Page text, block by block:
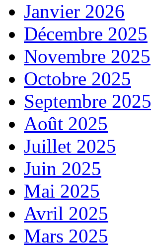
Janvier 2026
Décembre 2025
Novembre 2025
Octobre 2025
Septembre 2025
Août 2025
Juillet 2025
Juin 2025
Mai 2025
Avril 2025
Mars 2025